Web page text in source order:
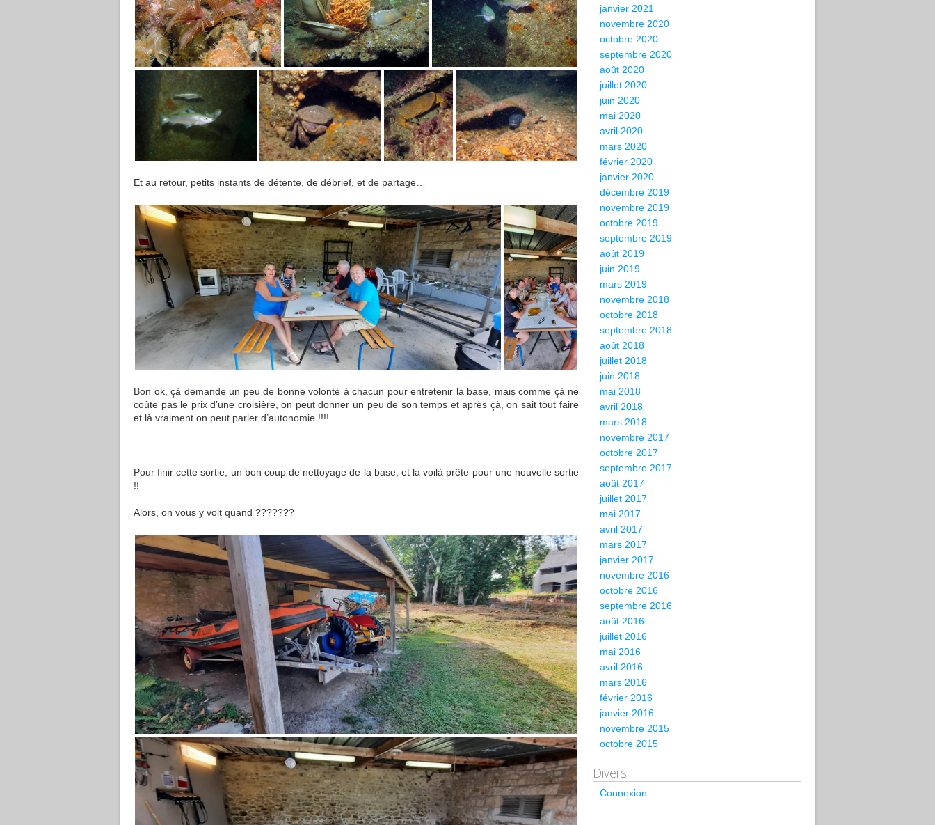
Et au retour, petits instants de détente, de débrief, et de partage…
Bon ok, çà demande un peu de bonne volonté à chacun pour entretenir la base, mais comme çà ne
coûte pas le prix d’une croisière, on peut donner un peu de son temps et après çà, on sait tout faire
et là vraiment on peut parler d’autonomie !!!!
Pour finir cette sortie, un bon coup de nettoyage de la base, et la voilà prête pour une nouvelle sortie
!!
Alors, on vous y voit quand ???????
janvier 2021
novembre 2020
octobre 2020
septembre 2020
août 2020
juillet 2020
juin 2020
mai 2020
avril 2020
mars 2020
février 2020
janvier 2020
décembre 2019
novembre 2019
octobre 2019
septembre 2019
août 2019
juin 2019
mars 2019
novembre 2018
octobre 2018
septembre 2018
août 2018
juillet 2018
juin 2018
mai 2018
avril 2018
mars 2018
novembre 2017
octobre 2017
septembre 2017
août 2017
juillet 2017
mai 2017
avril 2017
mars 2017
janvier 2017
novembre 2016
octobre 2016
septembre 2016
août 2016
juillet 2016
mai 2016
avril 2016
mars 2016
février 2016
janvier 2016
novembre 2015
octobre 2015
Divers
Connexion